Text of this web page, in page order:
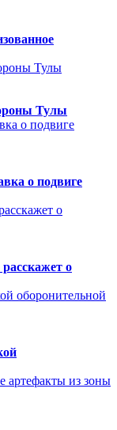
Тулы
о подвиге
о